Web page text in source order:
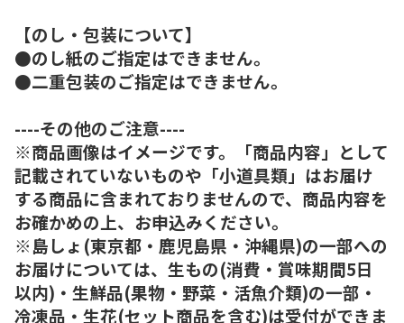
【のし・包装について】
●のし紙のご指定はできません。
●二重包装のご指定はできません。
----その他のご注意----
※商品画像はイメージです。「商品内容」として
記載されていないものや「小道具類」はお届け
する商品に含まれておりませんので、商品内容を
お確かめの上、お申込みください。
※島しょ(東京都・鹿児島県・沖縄県)の一部への
お届けについては、生もの(消費・賞味期間5日
以内)・生鮮品(果物・野菜・活魚介類)の一部・
冷凍品・生花(セット商品を含む)は受付ができま